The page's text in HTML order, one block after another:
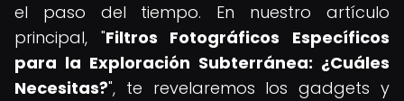
el paso del tiempo. En nuestro artículo
principal, "Filtros Fotográficos Específicos
para la Exploración Subterránea: ¿Cuáles
Necesitas?", te revelaremos los gadgets y